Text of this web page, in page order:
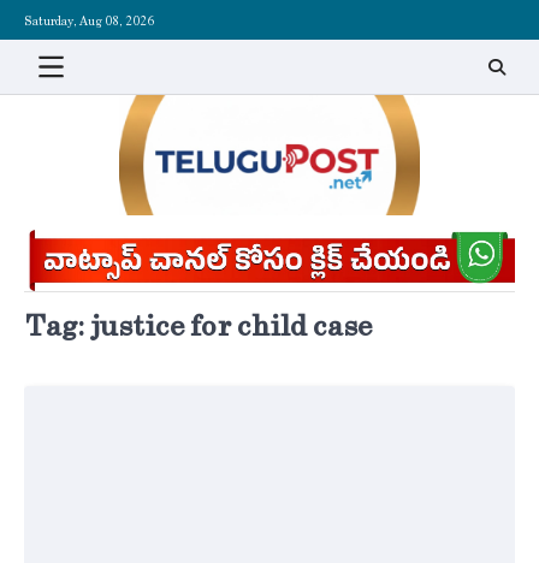
Skip
content
Saturday, Aug 08, 2026
Tag:justice for child case